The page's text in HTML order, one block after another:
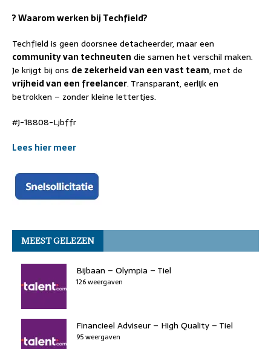
? Waarom werken bij Techfield?
Techfield is geen doorsnee detacheerder, maar een
community van techneuten die samen het verschil maken.
Je krijgt bij ons de zekerheid van een vast team, met de
vrijheid van een freelancer. Transparant, eerlijk en
betrokken – zonder kleine lettertjes.
#J-18808-Ljbffr
Lees hier meer
MEEST GELEZEN
Bijbaan – Olympia – Tiel
126 weergaven
Financieel Adviseur – High Quality – Tiel
95 weergaven